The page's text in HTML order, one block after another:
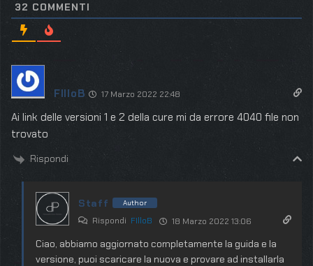
32 COMMENTI
FIlloB 17 Marzo 2022 22:48
Ai link delle versioni 1 e 2 della cure mi da errore 4040 file non
trovato
Rispondi
Staff Author
Rispondi FIlloB 18 Marzo 2022 13:06
Ciao, abbiamo aggiornato completamente la guida e la
versione, puoi scaricare la nuova e provare ad installarla